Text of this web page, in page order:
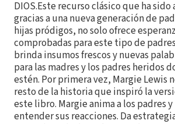
DIOS.Este recurso clásico que ha
gracias a una nueva generación de
hijas pródigos, no solo ofrece
comprobadas para este tipo de
brinda insumos frescos y nuevas
para las madres y los padres heridos
estén. Por primera vez, Margie Lewis
resto de la historia que inspiró la
este libro. Margie anima a los padres y
entender sus reacciones. Da